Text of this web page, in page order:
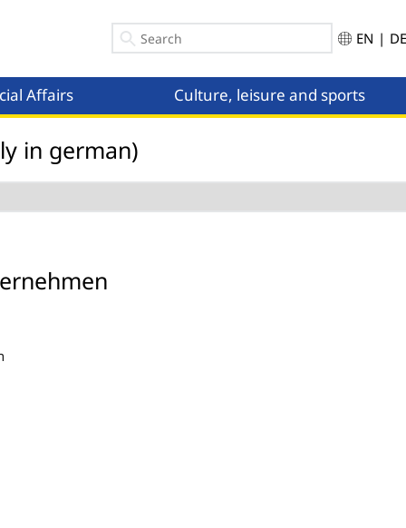
EN | DE
Affairs
Culture, leisure and sports
in german)